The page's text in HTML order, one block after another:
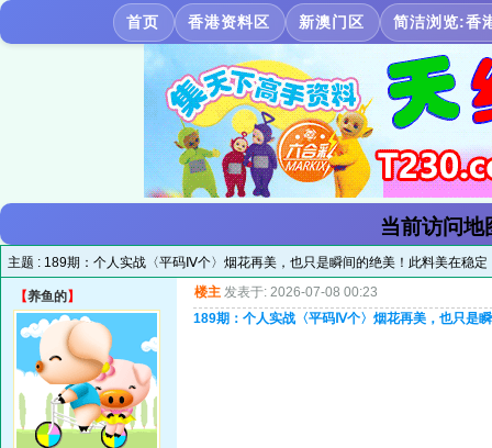
首页 香港资料区 新澳门区 简洁浏览:香
当前访问地
主题 : 189期：个人实战〈平码Ⅳ个〉烟花再美，也只是瞬间的绝美！此料美在稳定
【养鱼的】 楼主 发表于: 2026-07-08 00:23
189期：个人实战〈平码Ⅳ个〉烟花再美，也只是